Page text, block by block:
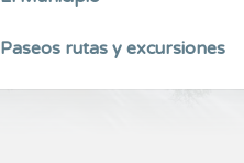
Paseos rutas y excursiones